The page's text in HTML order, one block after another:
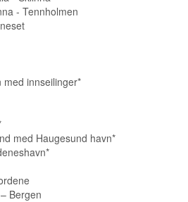
- Tennholmen
med innseilinger*
med Haugesund havn*
Bergen